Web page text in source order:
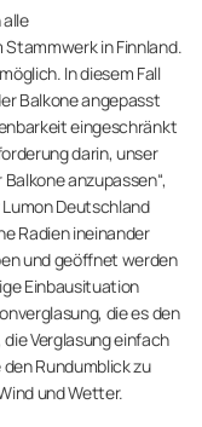
in Finnland.
In diesem Fall
Balkone angepasst
eingeschränkt
darin, unser
anzupassen“,
Deutschland
Radien ineinander
und geöffnet werden
Einbausituation
die es den
Verglasung einfach
Rundumblick zu
und Wetter.